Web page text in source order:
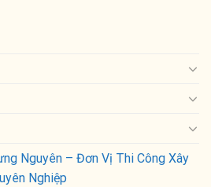
Nguyên – Đơn Vị Thi Công Xây
Nghiệp